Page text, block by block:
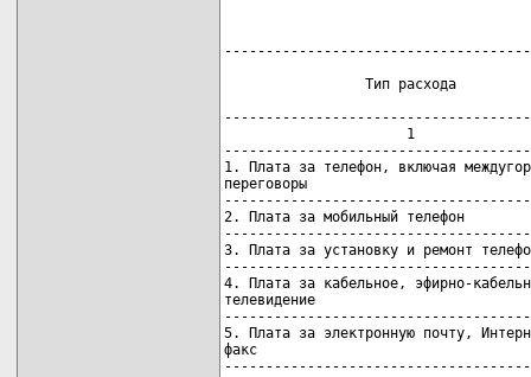
Тип расхода
1
1. Плата за телефон, включая
переговоры
2. Плата за мобильный
3. Плата за установку и ремонт
4. Плата за кабельное, эфирно-
телевидение
5. Плата за электронную почту,
факс